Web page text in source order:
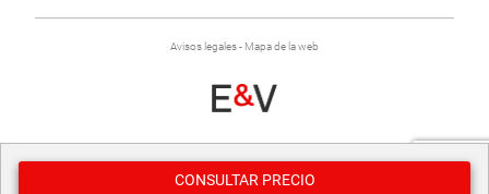
CONSULTAR PRECIO
Avisos legales- Mapa de la web